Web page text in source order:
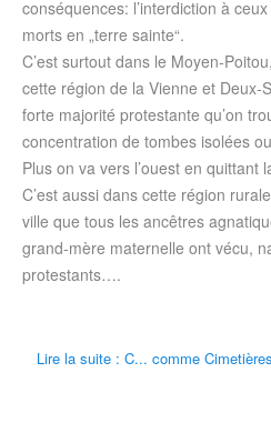
conséquences: l’interdiction à
morts en „terre sainte“.
C’est surtout dans le Moyen-
cette région de la Vienne et Deux-
forte majorité protestante qu’on
concentration de tombes isolées
Plus on va vers l’ouest en quittant
C’est aussi dans cette région
ville que tous les ancêtres
grand-mère maternelle ont vécu,
protestants….
Lire la suite : C... comme